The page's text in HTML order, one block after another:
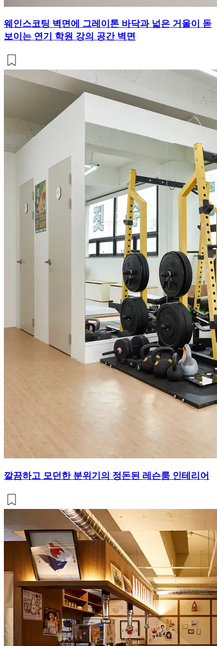
웨인스코팅 벽면에 그레이톤 바닥과 넓은 거울이 돋
보이는 연기 학원 강의 공간 벽면
깔끔하고 모던한 분위기의 정돈된 레슨룸 인테리어